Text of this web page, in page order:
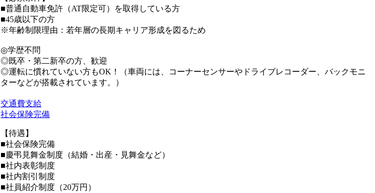
■普通自動車免許（AT限定可）を取得している方
■45歳以下の方
※年齢制限理由：若年層の長期キャリア形成を図るため
◎学歴不問
◎既卒・第二新卒の方、歓迎
◎運転に慣れていない方もOK！（車両には、コーナーセンサーやドライブレコーダー、バックモニ
ターなどが搭載されています。）
交通費支給
社会保険完備
【待遇】
■社会保険完備
■慶弔見舞金制度（結婚・出産・見舞金など）
■社内表彰制度
■社内割引制度
■社員紹介制度（20万円）